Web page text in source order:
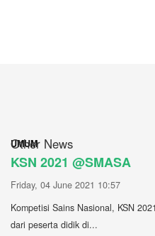
Other News
UMUM
KSN 2021 @SMASA
Friday, 04 June 2021 10:57
Kompetisi Sains Nasional, KSN
dari peserta didik di...